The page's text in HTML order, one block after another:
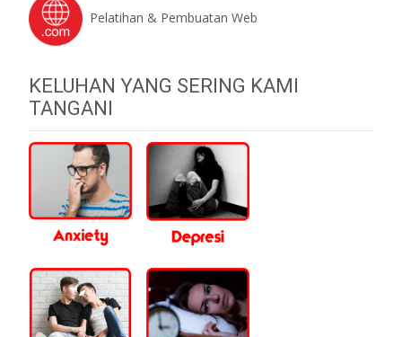
Pelatihan & Pembuatan Web
KELUHAN YANG SERING KAMI
TANGANI